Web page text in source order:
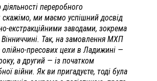
переробного
скажімо, ми маємо успішний досвід
екстракційними заводами, зокрема
Так, на замовлення МХП
олійно-пресових цехи в Ладижині —
а другий — із початком
війни. Як ви пригадуєте, тоді була